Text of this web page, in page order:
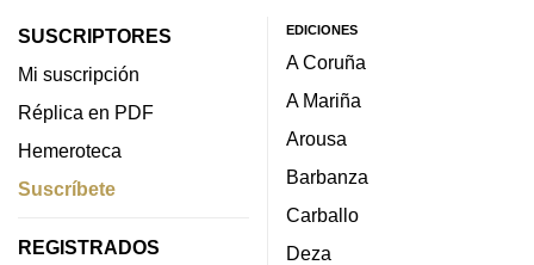
SUSCRIPTORES
Mi suscripción
Réplica en PDF
Hemeroteca
Suscríbete
REGISTRADOS
EDICIONES
A Coruña
A Mariña
Arousa
Barbanza
Carballo
Deza